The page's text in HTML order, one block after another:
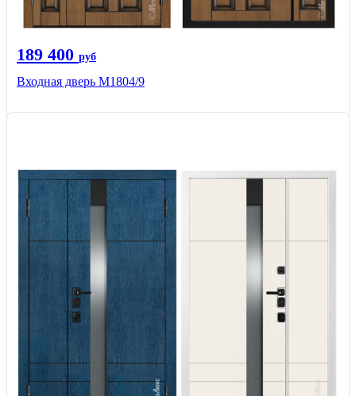
189 400 руб
Входная дверь М1804/9